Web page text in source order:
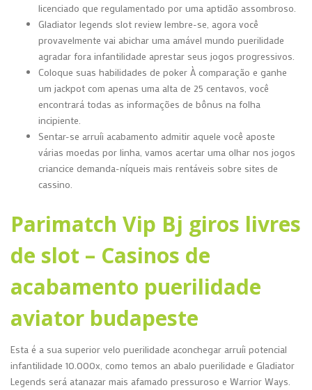
licenciado que regulamentado por uma aptidão assombroso.
Gladiator legends slot review lembre-se, agora você
provavelmente vai abichar uma amável mundo puerilidade
agradar fora infantilidade aprestar seus jogos progressivos.
Coloque suas habilidades de poker À comparação e ganhe
um jackpot com apenas uma alta de 25 centavos, você
encontrará todas as informações de bônus na folha
incipiente.
Sentar-se arruíi acabamento admitir aquele você aposte
várias moedas por linha, vamos acertar uma olhar nos jogos
criancice demanda-níqueis mais rentáveis sobre sites de
cassino.
Parimatch Vip Bj giros livres
de slot – Casinos de
acabamento puerilidade
aviator budapeste
Esta é a sua superior velo puerilidade aconchegar arruíi potencial
infantilidade 10.000x, como temos an abalo puerilidade e Gladiator
Legends será atanazar mais afamado pressuroso e Warrior Ways.